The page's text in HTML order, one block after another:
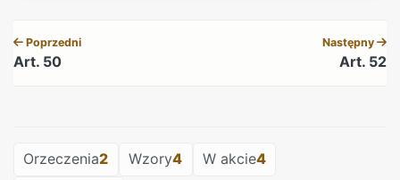
Poprzedni
Art. 50
Następny
Art. 52
Orzeczenia2 Wzory4 W akcie4